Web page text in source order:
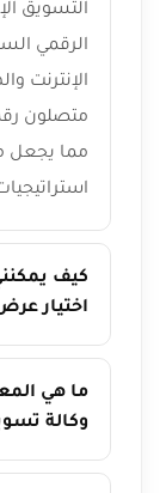
التسويق
الرقمي
الإنترنت
متصلون
مما يجعل
كيف
اختيار
ما هي
وكالة